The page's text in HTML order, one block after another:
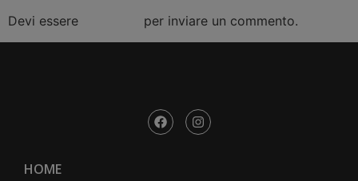
Devi essere per inviare un commento.
HOME